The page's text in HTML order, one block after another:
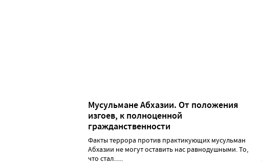
Мусульмане Абхазии. От положения
изгоев, к полноценной
гражданственности
Факты террора против практикующих мусульман
Абхазии не могут оставить нас равнодушными. То,
что стал......